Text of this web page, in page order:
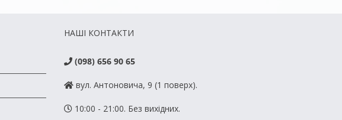
НАШІ КОНТАКТИ
(098) 656 90 65
вул. Антоновича, 9 (1 поверх).
10:00 - 21:00. Без вихідних.